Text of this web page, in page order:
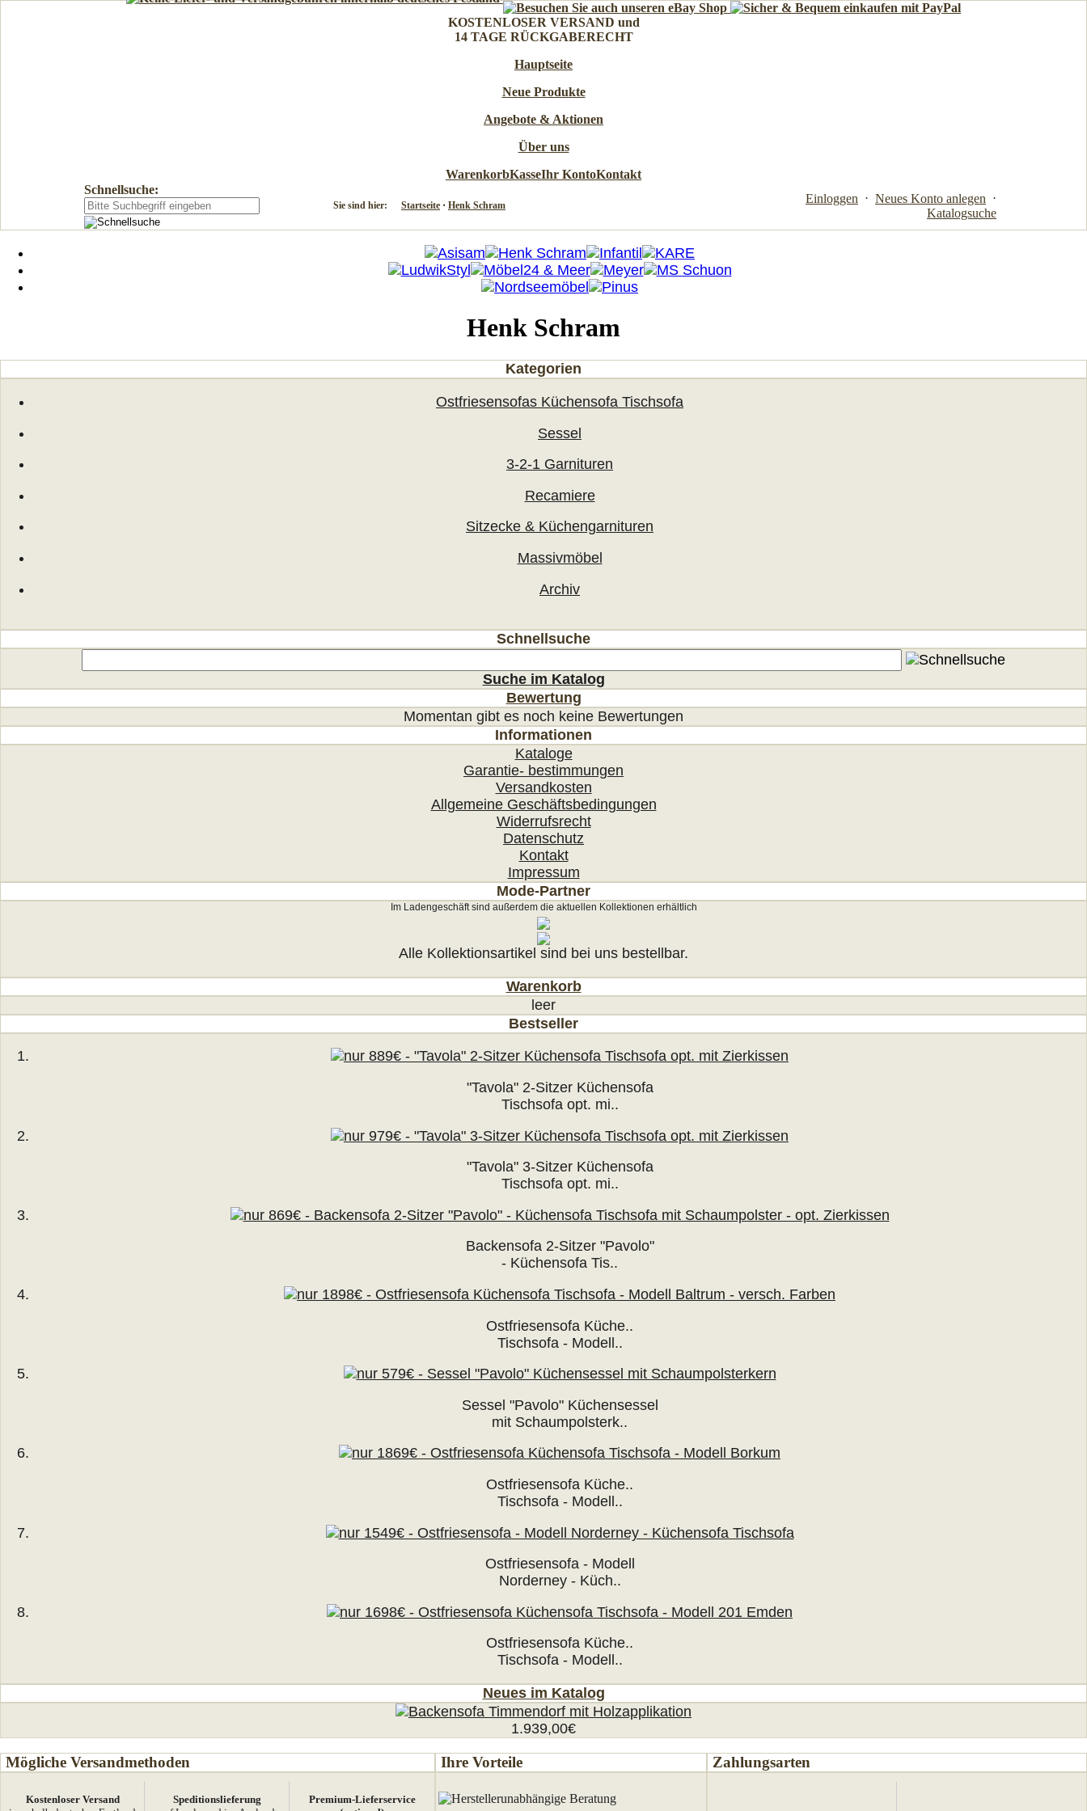
KOSTENLOSER VERSAND und
14 TAGE RÜCKGABERECHT
Hauptseite
Neue Produkte
Angebote & Aktionen
Über uns
WarenkorbKasseIhr KontoKontakt
Schnellsuche:
Sie sind hier: Startseite ⋅ Henk Schram Einloggen ⋅ Neues Konto anlegen ⋅
Katalogsuche
Henk Schram
Kategorien
Ostfriesensofas Küchensofa Tischsofa
Sessel
3-2-1 Garnituren
Recamiere
Sitzecke & Küchengarnituren
Massivmöbel
Archiv
Schnellsuche
Suche im Katalog
Bewertung
Momentan gibt es noch keine Bewertungen
Informationen
Kataloge
Garantie- bestimmungen
Versandkosten
Allgemeine Geschäftsbedingungen
Widerrufsrecht
Datenschutz
Kontakt
Impressum
Mode-Partner
Im Ladengeschäft sind außerdem die aktuellen Kollektionen erhältlich
Alle Kollektionsartikel sind bei uns bestellbar.
Warenkorb
leer
Bestseller
"Tavola" 2-Sitzer Küchensofa
Tischsofa opt. mi..
"Tavola" 3-Sitzer Küchensofa
Tischsofa opt. mi..
Backensofa 2-Sitzer "Pavolo"
- Küchensofa Tis..
Ostfriesensofa Küche..
Tischsofa - Modell..
Sessel "Pavolo" Küchensessel
mit Schaumpolsterk..
Ostfriesensofa Küche..
Tischsofa - Modell..
Ostfriesensofa - Modell
Norderney - Küch..
Ostfriesensofa Küche..
Tischsofa - Modell..
Neues im Katalog
1.939,00€
Mögliche Versandmethoden
Kostenloser Versand
Speditionslieferung
Premium-Lieferservice
Ihre Vorteile
Herstellerunabhängige Beratung
Zahlungsarten